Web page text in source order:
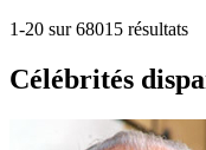
1-20 sur 68015 résultats
Célébrités